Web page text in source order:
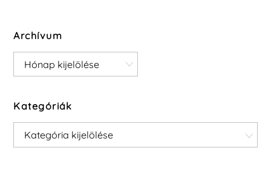
Archívum
Archívum
Kategóriák
Kategóriák